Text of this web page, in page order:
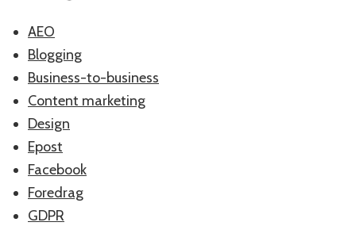
AEO
Blogging
Business-to-business
Content marketing
Design
Epost
Facebook
Foredrag
GDPR